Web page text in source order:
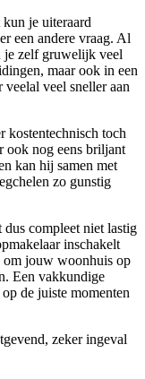
je uiteraard
een andere vraag. Al
je zelf gruwelijk veel
maar ook in een
veel sneller aan
kostentechnisch toch
ook nog eens briljant
kan hij samen met
zo gunstig
compleet niet lastig
inschakelt
om jouw woonhuis op
Een vakkundige
de juiste momenten
zeker ingeval